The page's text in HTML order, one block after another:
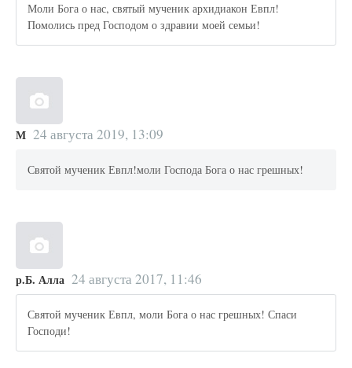
Моли Бога о нас, святый мученик архидиакон Евпл!
Помолись пред Господом о здравии моей семьи!
М 24 августа 2019, 13:09
Святой мученик Евпл!моли Господа Бога о нас грешных!
р.Б. Алла 24 августа 2017, 11:46
Святой мученик Евпл, моли Бога о нас грешных! Спаси
Господи!